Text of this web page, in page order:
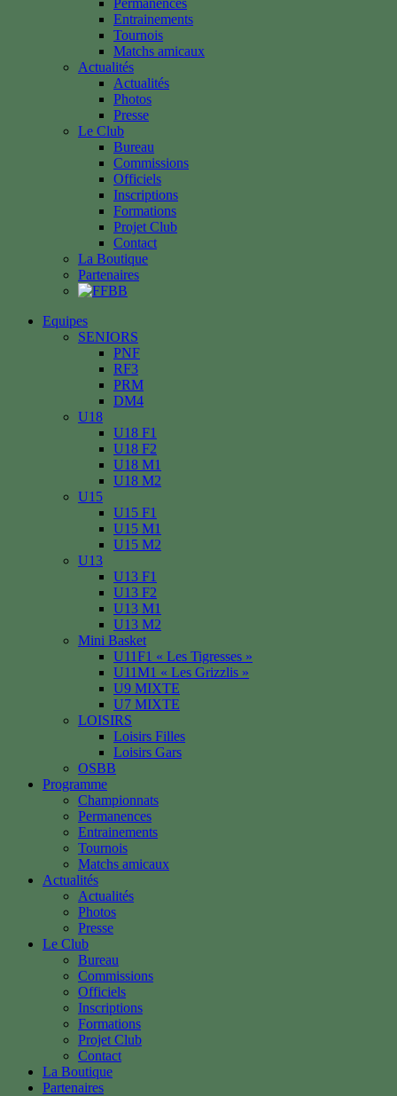
Permanences
Entrainements
Tournois
Matchs amicaux
Actualités
Actualités
Photos
Presse
Le Club
Bureau
Commissions
Officiels
Inscriptions
Formations
Projet Club
Contact
La Boutique
Partenaires
Equipes
SENIORS
PNF
RF3
PRM
DM4
U18
U18 F1
U18 F2
U18 M1
U18 M2
U15
U15 F1
U15 M1
U15 M2
U13
U13 F1
U13 F2
U13 M1
U13 M2
Mini Basket
U11F1 « Les Tigresses »
U11M1 « Les Grizzlis »
U9 MIXTE
U7 MIXTE
LOISIRS
Loisirs Filles
Loisirs Gars
OSBB
Programme
Championnats
Permanences
Entrainements
Tournois
Matchs amicaux
Actualités
Actualités
Photos
Presse
Le Club
Bureau
Commissions
Officiels
Inscriptions
Formations
Projet Club
Contact
La Boutique
Partenaires